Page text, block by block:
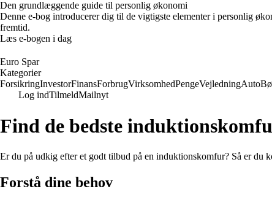
Den grundlæggende guide til personlig økonomi
Denne e-bog introducerer dig til de vigtigste elementer i personlig
fremtid.
Læs e-bogen i dag
Euro Spar
Kategorier
ForsikringInvestorFinansForbrugVirksomhedPengeVejledningAuto
Log indTilmeldMailnyt
Find de bedste
Er du på udkig efter et godt tilbud på en induktionskomfur? Så er du
Forstå dine behov